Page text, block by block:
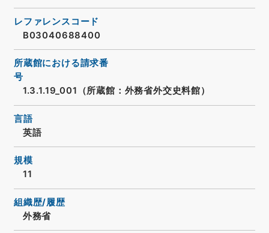
レファレンスコード
B03040688400
所蔵館における請求番
号
1.3.1.19_001（所蔵館：外務省外交史料館）
言語
英語
規模
11
組織歴/履歴
外務省